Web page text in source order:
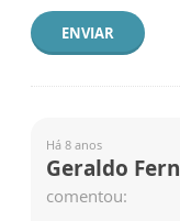
ENVIAR
Há 8 anos
Geraldo
comentou: